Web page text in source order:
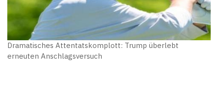
Dramatisches Attentatskomplott: Trump überlebt
erneuten Anschlagsversuch